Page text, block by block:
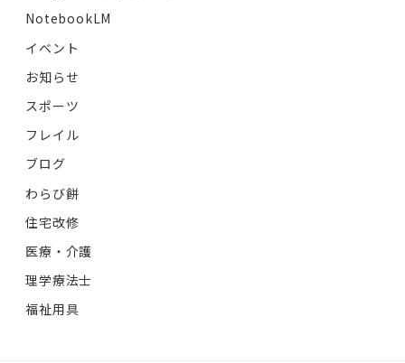
NotebookLM
イベント
お知らせ
スポーツ
フレイル
ブログ
わらび餅
住宅改修
医療・介護
理学療法士
福祉用具